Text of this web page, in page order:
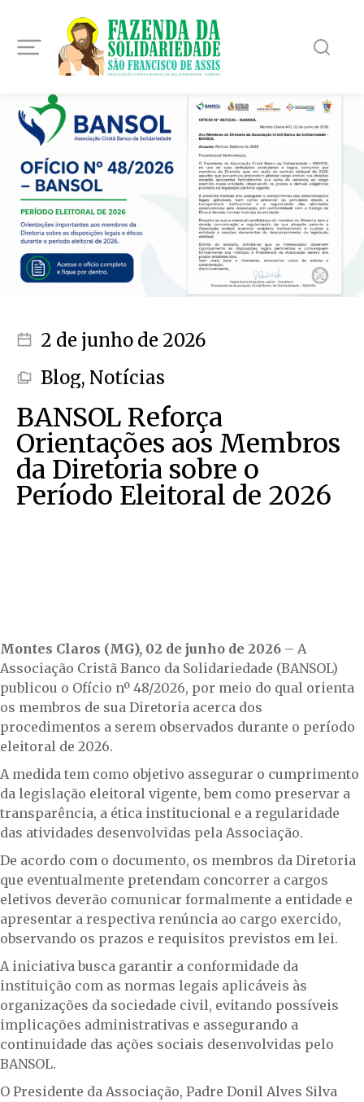
2 de junho de 2026
Blog, Notícias
BANSOL Reforça
Orientações aos Membros
da Diretoria sobre o
Período Eleitoral de 2026
Montes Claros (MG), 02 de junho de 2026 – A
Associação Cristã Banco da Solidariedade (BANSOL)
publicou o Ofício nº 48/2026, por meio do qual orienta
os membros de sua Diretoria acerca dos
procedimentos a serem observados durante o período
eleitoral de 2026.
A medida tem como objetivo assegurar o cumprimento
da legislação eleitoral vigente, bem como preservar a
transparência, a ética institucional e a regularidade
das atividades desenvolvidas pela Associação.
De acordo com o documento, os membros da Diretoria
que eventualmente pretendam concorrer a cargos
eletivos deverão comunicar formalmente a entidade e
apresentar a respectiva renúncia ao cargo exercido,
observando os prazos e requisitos previstos em lei.
A iniciativa busca garantir a conformidade da
instituição com as normas legais aplicáveis às
organizações da sociedade civil, evitando possíveis
implicações administrativas e assegurando a
continuidade das ações sociais desenvolvidas pelo
BANSOL.
O Presidente da Associação, Padre Donil Alves Silva